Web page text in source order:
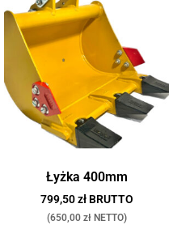
Łyżka 400mm
799,50 zł BRUTTO
(650,00 zł NETTO)